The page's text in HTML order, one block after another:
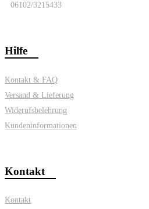
06102/3215433
Hilfe
Kontakt & FAQ
Versand & Lieferung
Widerufsbelehrung
Kundeninformationen
Kontakt
Kontakt